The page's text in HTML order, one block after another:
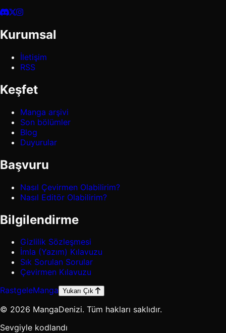
Kurumsal
İletişim
RSS
Keşfet
Manga arşivi
Son bölümler
Blog
Duyurular
Başvuru
Nasıl Çevirmen Olabilirim?
Nasıl Editör Olabilirim?
Bilgilendirme
Gizlilik Sözleşmesi
İmla (Yazım) Kılavuzu
Sık Sorulan Sorular
Çevirmen Kılavuzu
RastgeleManga Yukarı Çık
© 2026 MangaDenizi. Tüm hakları saklıdır.
Sevgiyle kodlandı